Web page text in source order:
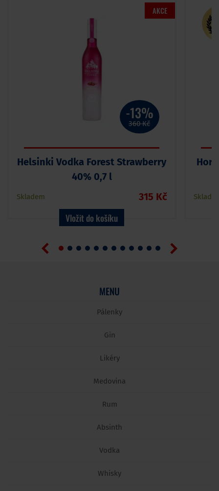
-13%
360 Kč
Helsinki Vodka Forest Strawberry
40% 0,7 l
Skladem 315 Kč
Vložit do košíku
AKCE
MENU
Pálenky
Gin
Likéry
Medovina
Rum
Absinth
Vodka
Whisky